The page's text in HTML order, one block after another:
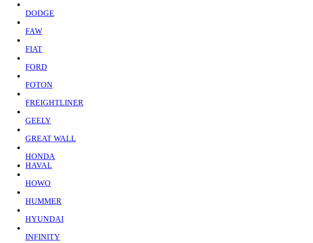
DODGE
FAW
FIAT
FORD
FOTON
FREIGHTLINER
GEELY
GREAT WALL
HONDA
HAVAL
HOWO
HUMMER
HYUNDAI
INFINITY